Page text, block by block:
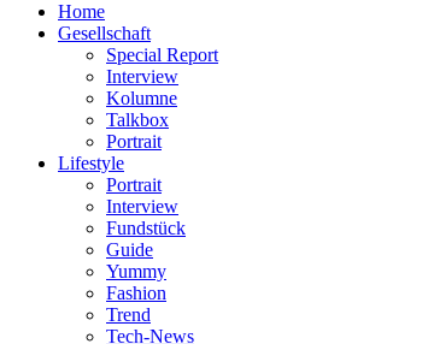
Home
Gesellschaft
Special Report
Interview
Kolumne
Talkbox
Portrait
Lifestyle
Portrait
Interview
Fundstück
Guide
Yummy
Fashion
Trend
Tech-News